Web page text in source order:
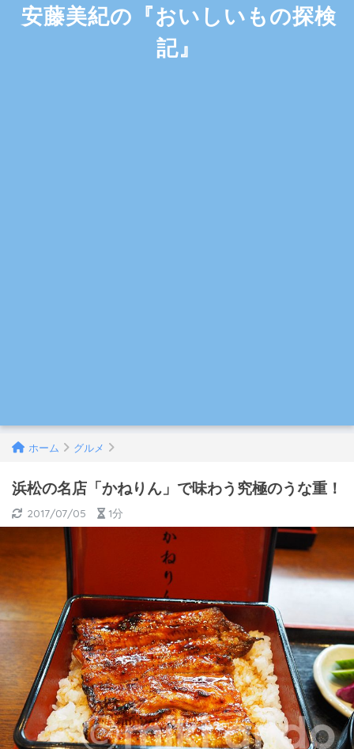
安藤美紀の『おいしいもの探検
記』
ホーム グルメ
浜松の名店「かねりん」で味わう究極のうな重！
2017/07/05 1分